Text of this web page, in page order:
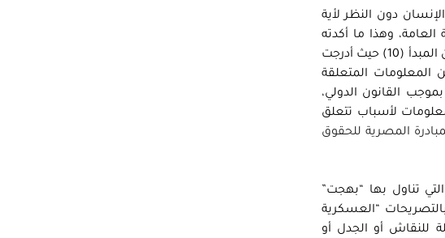
دون النظر لأية
وهذا ما أكدته
(مبادئ تشواني) في البند (1) بالفقرة (أ) من المبدأ (10) حيث أدرجت
المعلومات المتعلقة
القانون الدولي،
لأسباب تتعلق
المصرية للحقوق
تناول بها “بهجت”
“العسكرية
للنقاش أو الجدل أو